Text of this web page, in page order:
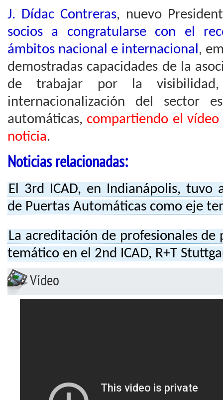
J. Dídac Contreras, nuevo
socios a congratularse con el
ámbitos nacional e internacional,
demostradas capacidades de la
de trabajar por la visibilidad,
internacionalización del sector
automáticas, compartiendo el
noticia.
Noticias relacionadas:
El 3rd ICAD, en Indianápolis, tuvo
de Puertas Automáticas como eje
La acreditación de profesionales
temático en el 2nd ICAD, R+T
Vídeo